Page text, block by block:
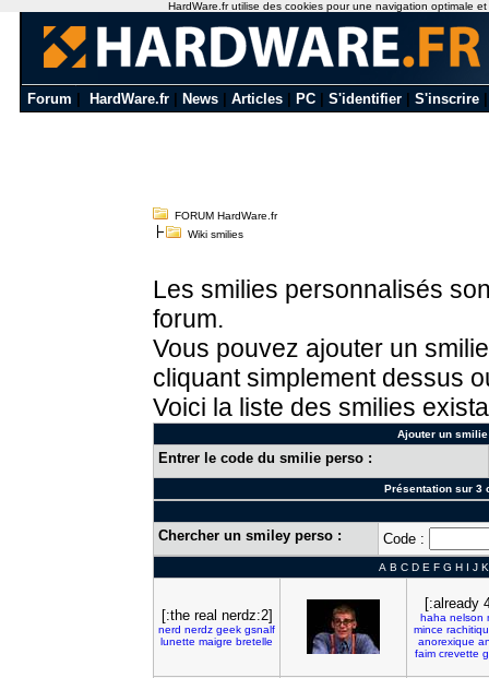
Forum HardWare.fr News Articles PC S'identifier S'inscrire
FORUM HardWare.fr
Wiki smilies
Les smilies personnalisés
forum.
Vous pouvez ajouter un
cliquant simplement dessus
Voici la liste des smilies
Ajouter un
Entrer le code du smilie perso :
Présentation sur 3
Chercher un smiley perso : Code :
A B C D E F G H I J K
[:the real nerdz:2]
nerd nerdz geek gsnalf
lunette maigre bretelle
[:already
haha nelson
mince
anorexique
faim crevette
HardWare.fr utilise des cookies pour une navigation optimale